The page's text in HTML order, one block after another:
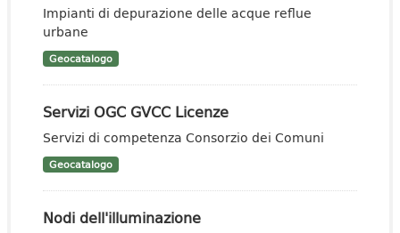
Impianti di depurazione delle acque reflue
urbane
Geocatalogo
Servizi OGC GVCC Licenze
Servizi di competenza Consorzio dei Comuni
Geocatalogo
Nodi dell'illuminazione